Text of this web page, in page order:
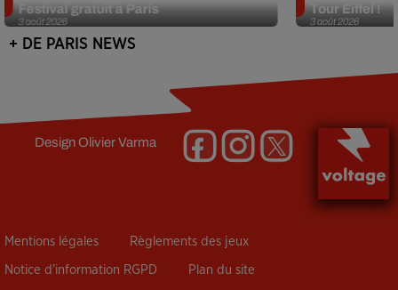
3 août 2026
Festival gratuit à Paris
3 août 2026
Tour Eiffel !
+ DE PARIS NEWS
DesignOlivier Varma
Mentions légales Règlements des jeux
Notice d’information RGPD Plan du site